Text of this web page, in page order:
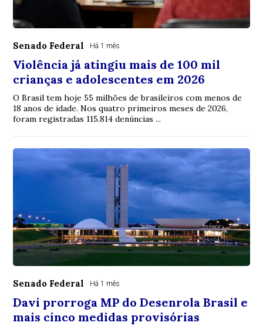
Senado Federal Há 1 mês
Violência já atingiu mais de 100 mil
crianças e adolescentes em 2026
O Brasil tem hoje 55 milhões de brasileiros com menos de
18 anos de idade. Nos quatro primeiros meses de 2026,
foram registradas 115.814 denúncias ...
Senado Federal Há 1 mês
Davi prorroga MP do Desenrola Brasil e
mais cinco medidas provisórias